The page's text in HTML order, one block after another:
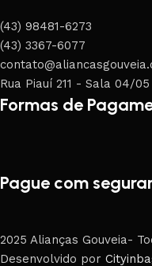
(43) 98481-6273
(43) 3367-6077
Rua Piauí 211 - Sala 04/
Formas de
Pague com
2025 Alianças Gouveia-
Desenvolvido por